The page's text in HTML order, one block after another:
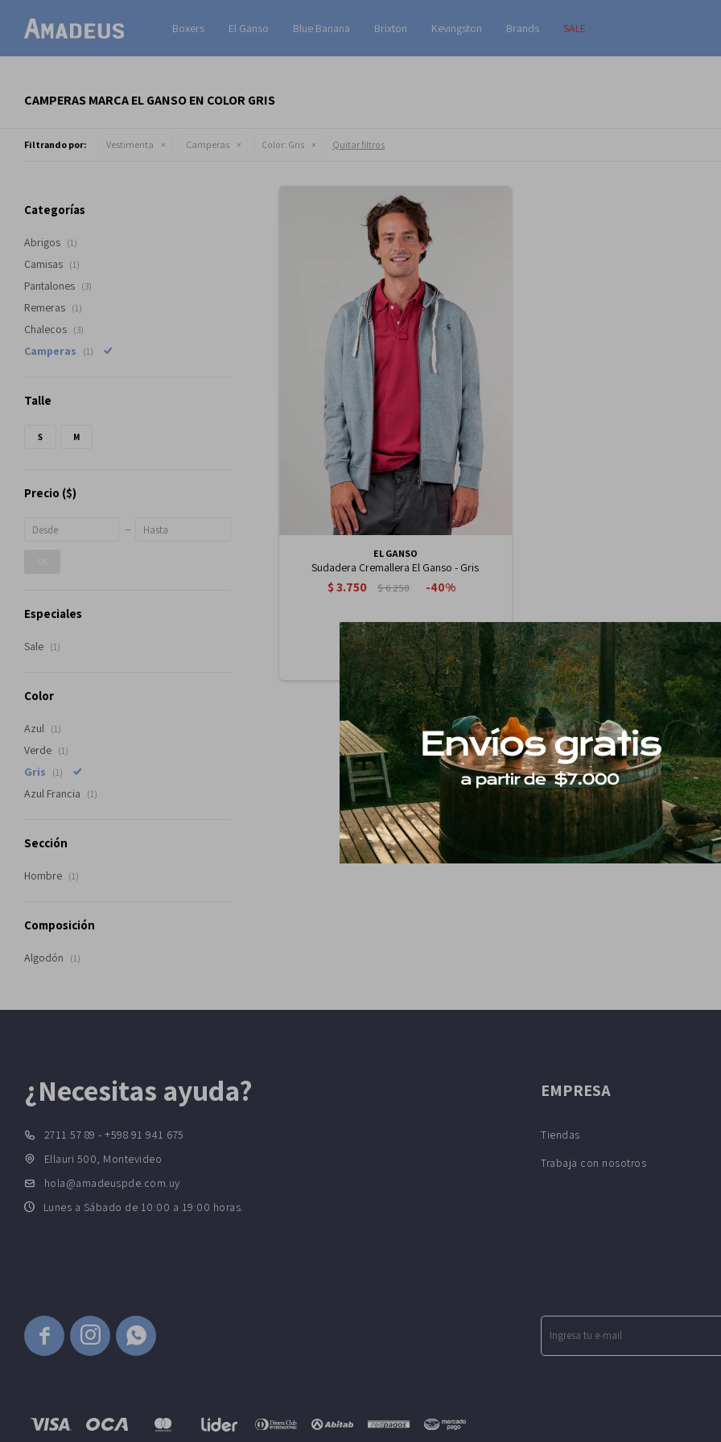
Boxers El Ganso Blue Banana Brixton Kevingston Brands SALE
CAMPERAS MARCA EL GANSO EN COLOR GRIS
Filtrando por: Vestimenta Camperas Color: Gris Quitar filtros
EL GANSO
Sudadera Cremallera El Ganso - Gris
$3.750 $6.250 40
$ 3.188
Categorías
Abrigos (1)
Camisas (1)
Pantalones (3)
Remeras (1)
Chalecos (3)
Camperas (1)
Talle
S M
Precio ($)
Especiales
Sale (1)
Color
Azul (1)
Verde (1)
Gris (1)
Azul Francia (1)
Sección
Hombre (1)
Composición
Algodón (1)
  
¿Necesitas ayuda?
2711 57 89 - +598 91 941 675
Ellauri 500, Montevideo
hola@amadeuspde.com.uy
Lunes a Sábado de 10:00 a 19:00 horas.
EMPRESA
Tiendas
Trabaja con nosotros